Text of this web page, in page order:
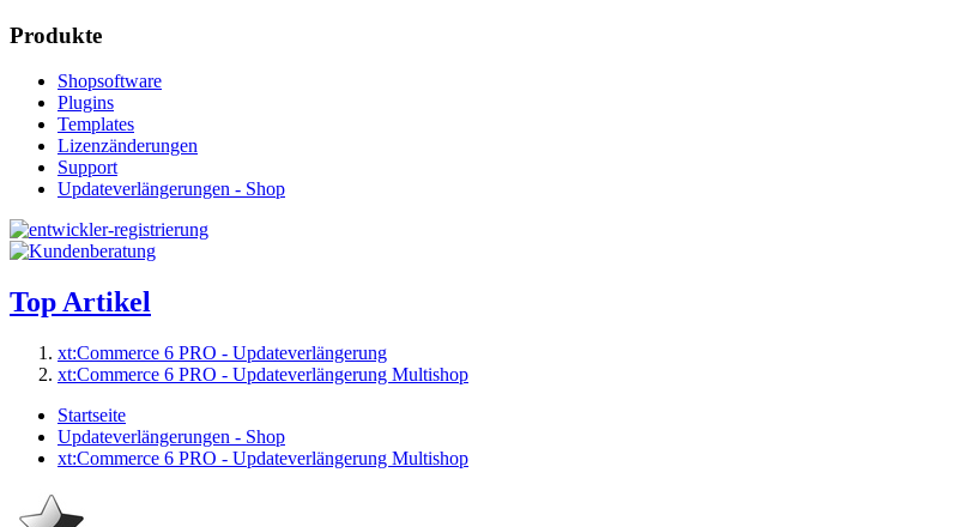
Produkte
Shopsoftware
Plugins
Templates
Lizenzänderungen
Support
Updateverlängerungen - Shop
Top Artikel
xt:Commerce 6 PRO - Updateverlängerung
xt:Commerce 6 PRO - Updateverlängerung Multishop
Startseite
Updateverlängerungen - Shop
xt:Commerce 6 PRO - Updateverlängerung Multishop